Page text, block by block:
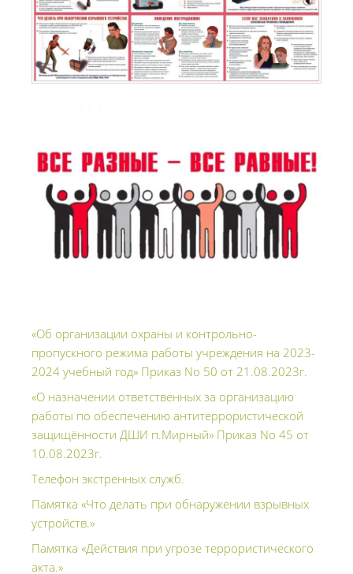
«Об организации охраны и контрольно-
пропускного режима работы учреждения на 2023-
2024 учебный год» Приказ No 50 от 21.08.2023г.
«О назначении ответственных за организацию
работы по обеспечению антитеррористической
защищённости ДШИ п.Мирный» Приказ No 45 от
10.08.2023г.
Телефон экстренных служб.
Памятка «Что делать при обнаружении взрывных
устройств.»
Памятка «Действия при угрозе террористического
акта.»